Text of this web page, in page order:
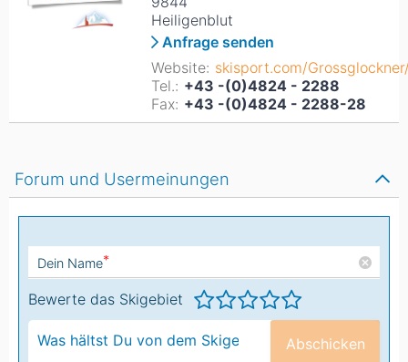
Heiligenblut
Anfrage senden
Website: skisport.com/
Tel.: +43 -(0)4824 - 2288
Fax: +43 -(0)4824 - 2288-28
Forum und Usermeinungen
Dein Name*
Bewerte das Skigebiet
Abschicken